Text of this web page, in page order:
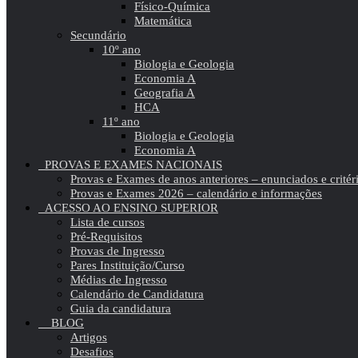
Físico-Química
Matemática
Secundário
10º ano
Biologia e Geologia
Economia A
Geografia A
HCA
11º ano
Biologia e Geologia
Economia A
PROVAS E EXAMES NACIONAIS
Provas e Exames de anos anteriores – enunciados e
Provas e Exames 2026 – calendário e informações
ACESSO AO ENSINO SUPERIOR
Lista de cursos
Pré-Requisitos
Provas de Ingresso
Pares Instituição/Curso
Médias de Ingresso
Calendário de Candidatura
Guia da candidatura
BLOG
Artigos
Desafios